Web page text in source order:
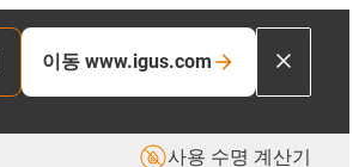
이동 www.igus.com
사용 수명 계산기